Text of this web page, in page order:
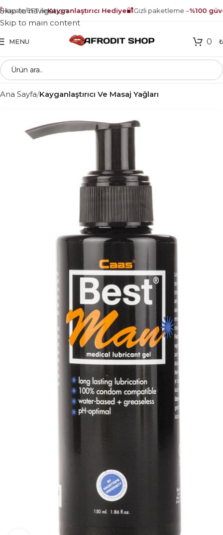
EFT ileKayganlaştırıcı Hediye🔐Gizli paketleme –%100
Skip to navigation
Skip to main content
MENU 0 ₺
Ana Sayfa Kayganlaştırıcı Ve Masaj Yağları